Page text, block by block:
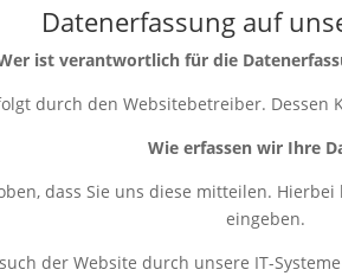
Datenerfassung auf
ist verantwortlich für die
durch den Websitebetreiber.
Wie erfassen wir Ihre
dass Sie uns diese mitteilen.
eingeben.
der Website durch unsere IT-